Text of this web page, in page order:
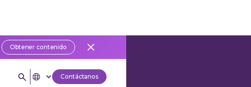
Obtener contenido
Contáctanos